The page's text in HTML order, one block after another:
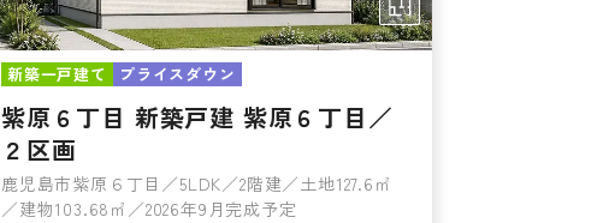
新築一戸建て プライスダウン
紫原６丁目 新築戸建 紫原６丁目／
２区画
鹿児島市紫原６丁目／5LDK／2階建／土地127.6㎡
／建物103.68㎡／2026年9月完成予定